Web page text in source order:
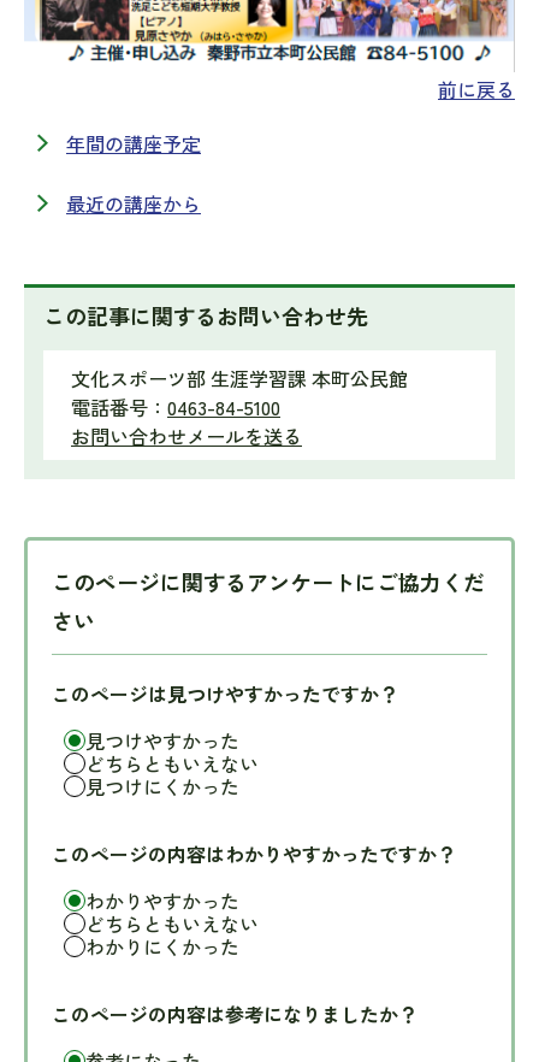
前に戻る
年間の講座予定
最近の講座から
この記事に関するお問い合わせ先
文化スポーツ部 生涯学習課 本町公民館
電話番号： 0463-84-5100
お問い合わせメールを送る
このページに関するアンケートにご協力くだ
さい
このページは見つけやすかったですか？
見つけやすかった
どちらともいえない
見つけにくかった
このページの内容はわかりやすかったですか？
わかりやすかった
どちらともいえない
わかりにくかった
このページの内容は参考になりましたか？